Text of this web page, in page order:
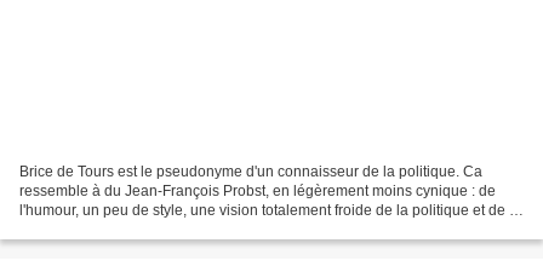
Brice de Tours est le pseudonyme d'un connaisseur de la politique. Ca
ressemble à du Jean-François Probst, en légèrement moins cynique : de
l'humour, un peu de style, une vision totalement froide de la politique et de la